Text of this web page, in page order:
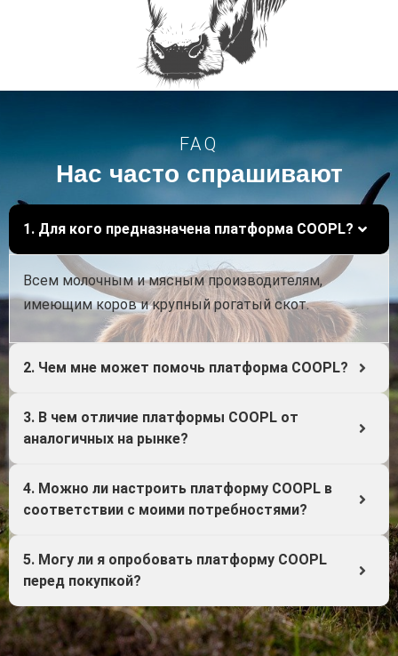
FAQ
Нас часто спрашивают
1. Для кого предназначена платформа COOPL?
Всем молочным и мясным производителям,
имеющим коров и крупный рогатый скот.
2. Чем мне может помочь платформа COOPL?
3. В чем отличие платформы COOPL от
аналогичных на рынке?
4. Можно ли настроить платформу COOPL в
соответствии с моими потребностями?
5. Могу ли я опробовать платформу COOPL
перед покупкой?